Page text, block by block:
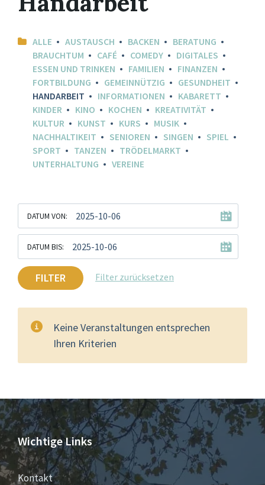
ALLE AUSTAUSCH BACKEN
BERATUNG
BRAUCHTUM
CAFÉ COMEDY
DIGITALES
ESSEN UND TRINKEN
FAMILIEN
FINANZEN
FORTBILDUNG
GEMEINNÜTZIG
GESUNDHEIT
HANDARBEIT
INFORMATIONEN
KABARETT
KINDER
KINO KOCHEN
KREATIVITÄT
KULTUR
KUNST KURS
MUSIK
NACHHALTIKEIT
SENIOREN SINGEN
SPIEL
SPORT
TANZEN
TRÖDELMARKT
UNTERHALTUNG
VEREINE
DATUM VON:
DATUM BIS:
FILTER Filter zurücksetzen
Keine Veranstaltungen entsprechen
Ihren Kriterien
Wichtige Links
Kontakt